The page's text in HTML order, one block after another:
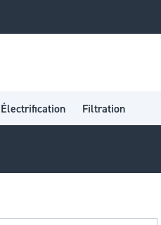
Électrification Filtration